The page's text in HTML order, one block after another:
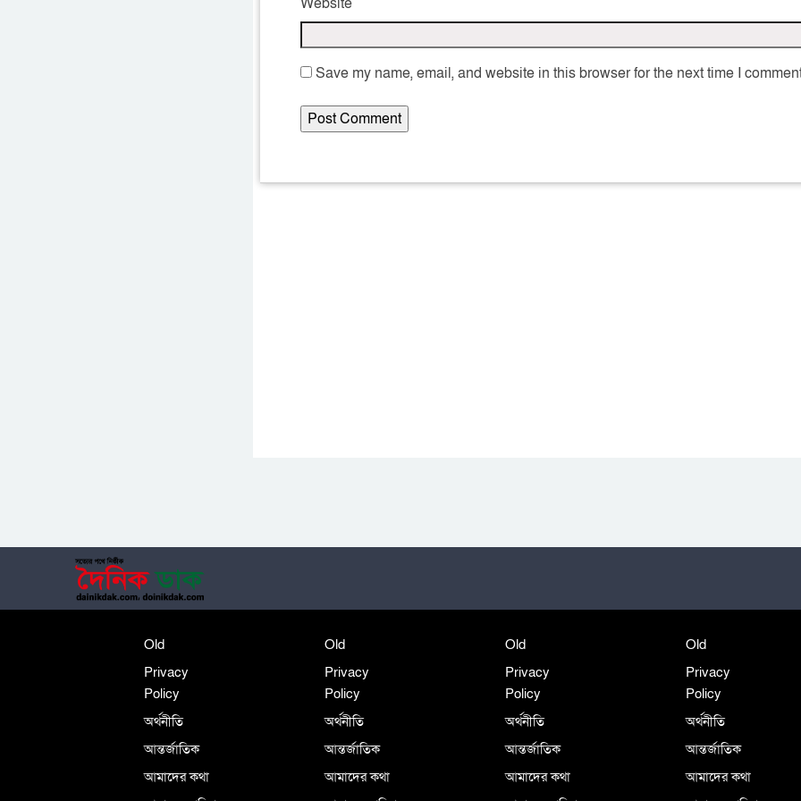
Save my name, email, and website in this browser for the next time I
Old
Privacy
Policy
অর্থনীতি
আন্তর্জাতিক
আমাদের কথা
Old
Privacy
Policy
অর্থনীতি
আন্তর্জাতিক
আমাদের কথা
Old
Privacy
Policy
অর্থনীতি
আন্তর্জাতিক
আমাদের কথা
Old
Privacy
Policy
অর্থনীতি
আন্তর্জাতিক
আমাদের কথা